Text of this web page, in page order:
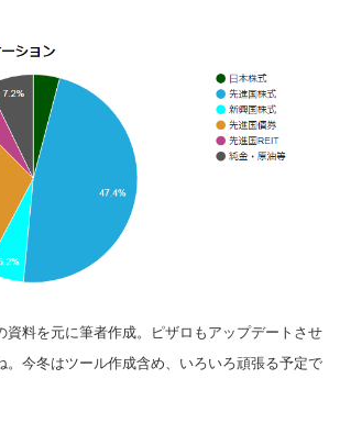
料を元に筆者作成。
ピザロもアップデートさせ
。今冬はツール作成含め、いろいろ頑張る予定で